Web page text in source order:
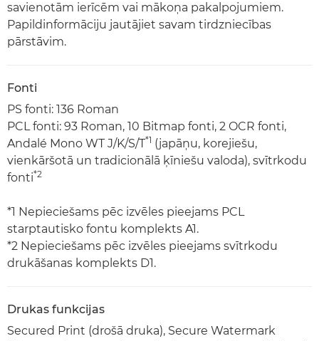
savienotām ierīcēm vai mākoņa pakalpojumiem.
Papildinformāciju jautājiet savam tirdzniecības
pārstāvim.
Fonti
PS fonti: 136 Roman
PCL fonti: 93 Roman, 10 Bitmap fonti, 2 OCR fonti,
Andalé Mono WT J/K/S/T*1 (japāņu, korejiešu,
vienkāršotā un tradicionālā ķīniešu valoda), svītrkodu
fonti*2
*1 Nepieciešams pēc izvēles pieejams PCL
starptautisko fontu komplekts A1.
*2 Nepieciešams pēc izvēles pieejams svītrkodu
drukāšanas komplekts D1.
Drukas funkcijas
Secured Print (drošā druka), Secure Watermark